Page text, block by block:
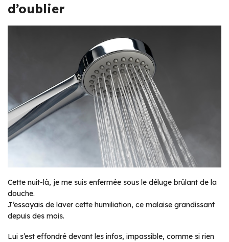
d’oublier
Cette nuit-là, je me suis enfermée sous le déluge brûlant de la
douche.
J’essayais de laver cette humiliation, ce malaise grandissant
depuis des mois.
Lui s’est effondré devant les infos, impassible, comme si rien